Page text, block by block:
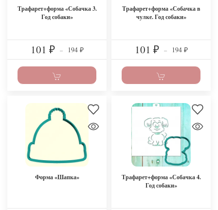
Трафарет+форма «Собачка 3.
Год собаки»
101 ₽ – 194 ₽
Трафарет+форма «Собачка в
чулке. Год собаки»
101 ₽ – 194 ₽
Форма «Шапка»
Трафарет+форма «Собачка 4.
Год собаки»